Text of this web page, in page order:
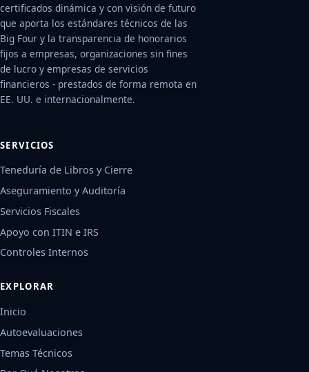
certificados dinámica y con visión de futuro
que aporta los estándares técnicos de las
Big Four y la transparencia de honorarios
fijos a empresas, organizaciones sin fines
de lucro y empresas de servicios
financieros - prestados de forma remota en
EE. UU. e internacionalmente.
SERVICIOS
Teneduría de Libros y Cierre
Aseguramiento y Auditoría
Servicios Fiscales
Apoyo con ITIN e IRS
Controles Internos
EXPLORAR
Inicio
Autoevaluaciones
Temas Técnicos